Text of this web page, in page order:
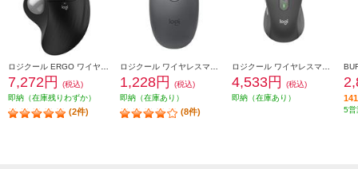
7,272円
(税込)
即納（在庫残りわずか）
(2件)
1,228円
(税込)
即納（在庫あり）
(8件)
4,533円
(税込)
即納（在庫あり）
5営